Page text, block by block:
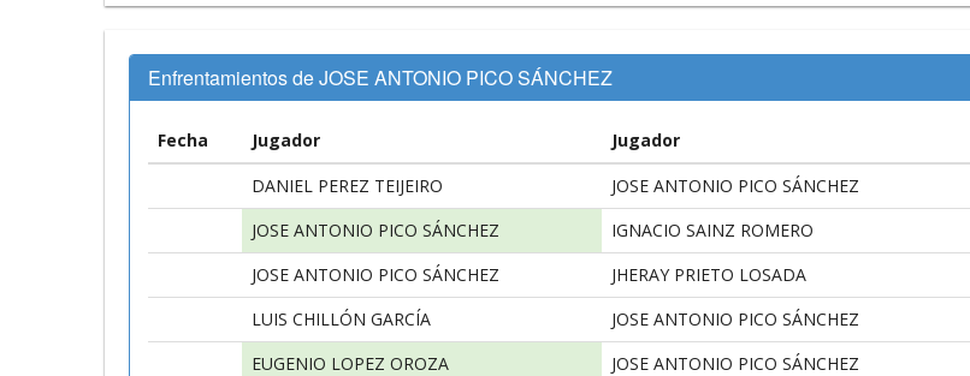
Enfrentamientos de JOSE ANTONIO PICO SÁNCHEZ
Fecha Jugador Jugador
DANIEL PEREZ TEIJEIRO
JOSE ANTONIO PICO SÁNCHEZ
JOSE ANTONIO PICO SÁNCHEZ
IGNACIO SAINZ ROMERO
JOSE ANTONIO PICO SÁNCHEZ
JHERAY PRIETO LOSADA
LUIS CHILLÓN GARCÍA
JOSE ANTONIO PICO SÁNCHEZ
EUGENIO LOPEZ OROZA
JOSE ANTONIO PICO SÁNCHEZ